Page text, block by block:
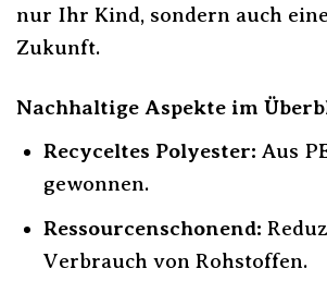
nur Ihr Kind, sondern auch
Zukunft.
Nachhaltige Aspekte im
Recyceltes Polyester: Aus
gewonnen.
Ressourcenschonend:
Verbrauch von Rohstoffen.